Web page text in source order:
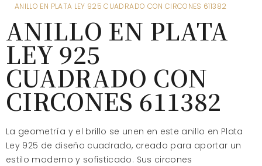
ANILLO EN PLATA LEY 925 CUADRADO CON CIRCONES 611382
ANILLO EN PLATA
LEY 925
CUADRADO CON
CIRCONES 611382
La geometría y el brillo se unen en este anillo en Plata
Ley 925 de diseño cuadrado, creado para aportar un
estilo moderno y sofisticado. Sus circones